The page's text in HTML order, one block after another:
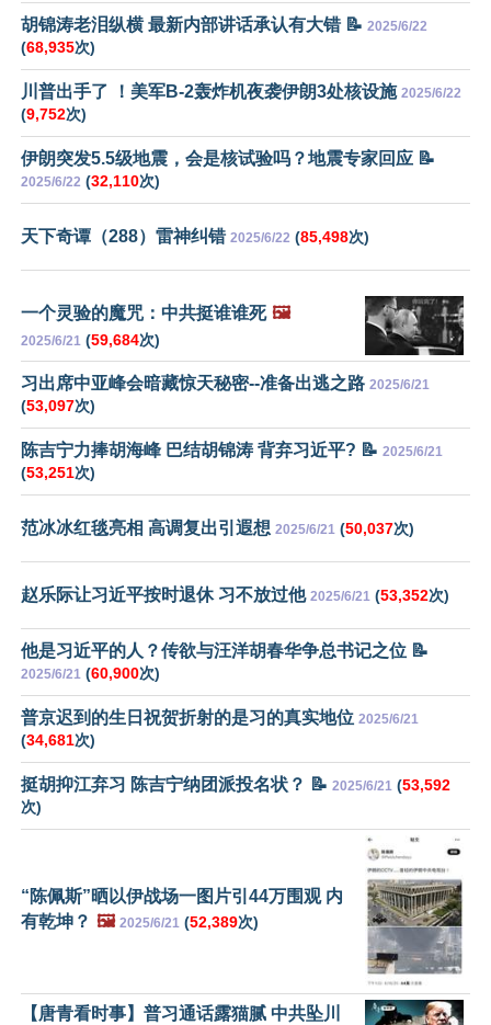
胡锦涛老泪纵横 最新内部讲话承认有大错 📝 2025/6/22
(68,935次)
川普出手了 ！美军B-2轰炸机夜袭伊朗3处核设施 2025/6/22
(9,752次)
伊朗突发5.5级地震，会是核试验吗？地震专家回应 📝
2025/6/22 (32,110次)
天下奇谭（288）雷神纠错 2025/6/22 (85,498次)
一个灵验的魔咒：中共挺谁谁死 🖼️
2025/6/21 (59,684次)
习出席中亚峰会暗藏惊天秘密--准备出逃之路 2025/6/21
(53,097次)
陈吉宁力捧胡海峰 巴结胡锦涛 背弃习近平? 📝 2025/6/21
(53,251次)
范冰冰红毯亮相 高调复出引遐想 2025/6/21 (50,037次)
赵乐际让习近平按时退休 习不放过他 2025/6/21 (53,352次)
他是习近平的人？传欲与汪洋胡春华争总书记之位 📝
2025/6/21 (60,900次)
普京迟到的生日祝贺折射的是习的真实地位 2025/6/21
(34,681次)
挺胡抑江弃习 陈吉宁纳团派投名状？ 📝 2025/6/21 (53,592
次)
“陈佩斯”晒以伊战场一图片引44万围观 内
有乾坤？ 🖼️ 2025/6/21 (52,389次)
【唐青看时事】普习通话露猫腻 中共坠川